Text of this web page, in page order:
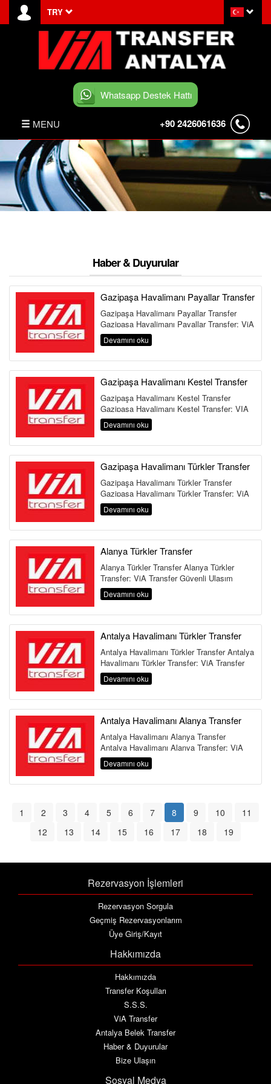
TRY
Whatsapp Destek Hattı
MENU +90 2426061636
ANASAYFA
HABERLER
BELEK TRANSFER
ÜYE GİRİŞİ / KAYIT
Haber & Duyurular
Gazipaşa Havalimanı Payallar Transfer
Gazipaşa Havalimanı Payallar Transfer
Gazipaşa Havalimanı Payallar Transfer: ViA
Transfer Ulaşım ve Tatil Rehberi A...
Devamını oku
Gazipaşa Havalimanı Kestel Transfer
Gazipaşa Havalimanı Kestel Transfer
Gazipaşa Havalimanı Kestel Transfer: VIA
Transfer Tatil Ulaşım Rehberi Alanya K...
Devamını oku
Gazipaşa Havalimanı Türkler Transfer
Gazipaşa Havalimanı Türkler Transfer
Gazipaşa Havalimanı Türkler Transfer: ViA
Transfer Ulaşım Rehberi Al...
Devamını oku
Alanya Türkler Transfer
Alanya Türkler Transfer Alanya Türkler
Transfer: ViA Transfer Güvenli Ulaşım
Rehberi Alanya'nın ...
Devamını oku
Antalya Havalimanı Türkler Transfer
Antalya Havalimanı Türkler Transfer Antalya
Havalimanı Türkler Transfer: ViA Transfer
Ulaşım Rehberi Alan...
Devamını oku
Antalya Havalimanı Alanya Transfer
Antalya Havalimanı Alanya Transfer
Antalya Havalimanı Alanya Transfer: ViA
Transfer Ulaşım Rehberi Akdeniz&...
Devamını oku
1 2 3 4 5 6 7 8 9 10
11
12
13 14 15 16 17 18 19
Rezervasyon İşlemleri
Rezervasyon Sorgula
Geçmiş Rezervasyonlarım
Üye Giriş/Kayıt
Hakkımızda
Hakkımızda
Transfer Koşulları
S.S.S.
ViA Transfer
Antalya Belek Transfer
Haber & Duyurular
Bize Ulaşın
Sosyal Medya